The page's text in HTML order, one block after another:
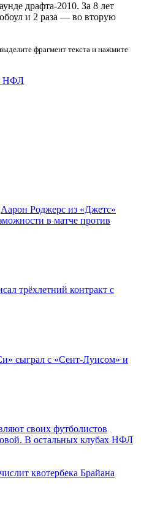
драфта-2010. За 8 лет
и 2 раза — во вторую
фрагмент текста и нажмите
НФЛ
Аарон Роджерс из «Джетс»
в матче против
трёхлетний контракт с
сыграл с «Сент-Луисом» и
своих футболистов
В остальных клубах НФЛ
квотербека Брайана